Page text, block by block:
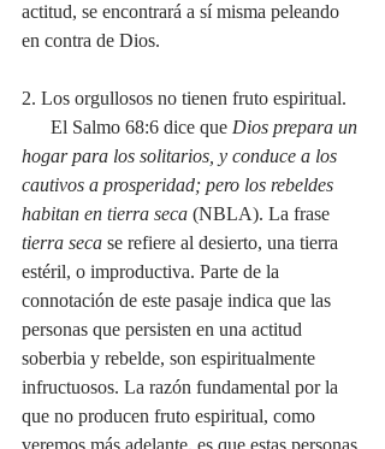
actitud, se encontrará a sí misma peleando
en contra de Dios.
2. Los orgullosos no tienen fruto espiritual.
      El Salmo 68:6 dice que
Dios prepara un
hogar para los solitarios, y conduce a los
cautivos a prosperidad; pero los rebeldes
habitan en tierra seca (NBLA). La frase
tierra seca se refiere al desierto, una tierra
estéril, o improductiva. Parte de la
connotación de este pasaje indica que las
personas que persisten en una actitud
soberbia y rebelde, son espiritualmente
infructuosos. La razón fundamental por la
que no producen fruto espiritual, como